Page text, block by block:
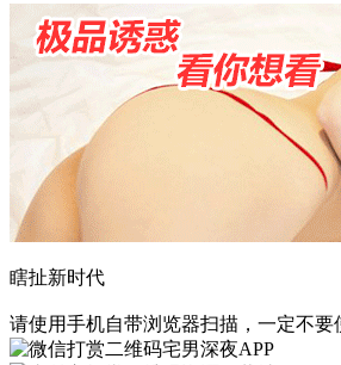
瞎扯新时代
请使用手机自带浏览器扫描，一定不要
宅男深夜APP